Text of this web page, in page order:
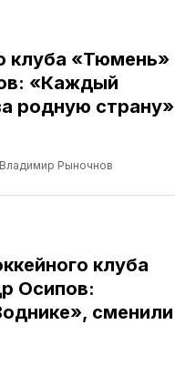
клуба «Тюмень»
«Каждый
родную страну»
Рыночнов
клуба
Осипов:
сменили